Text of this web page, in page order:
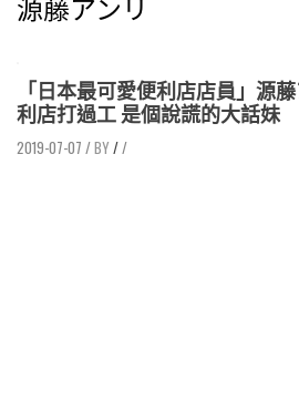
「日本最可愛便利店店員」源
利店打過工 是個說謊的大話妹
2019-07-07 / //